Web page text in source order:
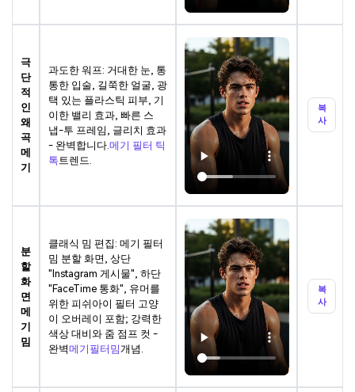
극
단
적
인
왜
곡
메
기
과도한 워프: 거대한 눈, 통
통한 입술, 길쭉한 얼굴, 광
택 있는 플라스틱 피부, 기
이한 밸리 효과, 빠른 스
냅-투 프레임, 글리치 효과
- 완벽합니다. 메기 필터 틱
톡 트렌드.
복
사
분
할
화
면
메
기
밈
클래식 밈 편집: 메기 필터
밈 분할 화면, 상단
"Instagram 게시물", 하단
"FaceTime 통화", 유머를
위한 피쉬아이 필터 고양
이 오버레이 포함; 강력한
색상 대비와 줌 점프 컷 -
완벽메기필터밈 개념.
복
사